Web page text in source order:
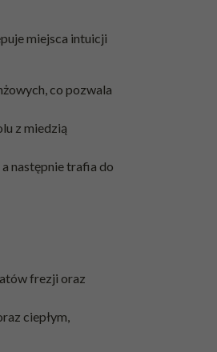
miejsca intuicji
co pozwala
z miedzią
następnie trafia do
frezji oraz
ciepłym,